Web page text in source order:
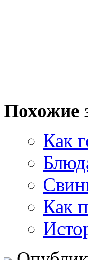
Похожие
Как
Как